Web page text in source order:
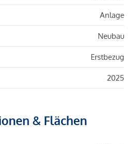
Anlage
Neubau
Erstbezug
2025
& Flächen